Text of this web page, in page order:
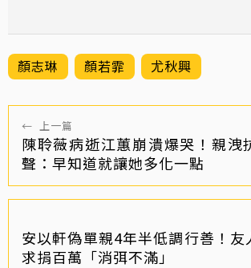
顏志琳 顏若霏 尤秋興
← 上一篇
陳聆薇病逝江蕙崩潰爆哭！親洩
聲：早知道就讓她多化一點
安以軒偽單親4年半低調行善！友
求捐百萬「消弭不滿」